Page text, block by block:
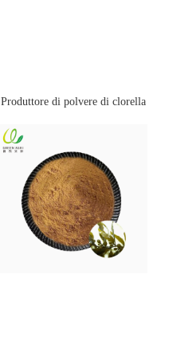
Produttore di polvere di clorella